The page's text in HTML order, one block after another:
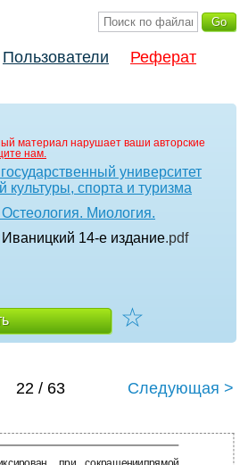
Пользователи
Реферат
материал нарушает ваши авторские
нам.
университет
культуры, спорта и туризма
Миология.
Иваницкий 14-е издание.pdf
☆
22 / 63 Следующая >